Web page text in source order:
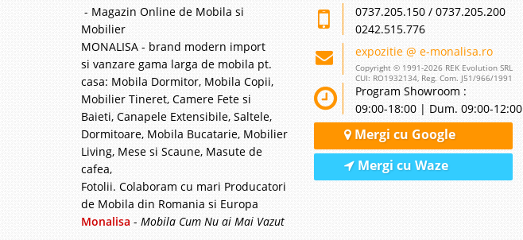
- Magazin Online de Mobila si
Mobilier
MONALISA - brand modern import
si vanzare gama larga de mobila pt.
casa: Mobila Dormitor, Mobila Copii,
Mobilier Tineret, Camere Fete si
Baieti, Canapele Extensibile, Saltele,
Dormitoare, Mobila Bucatarie, Mobilier
Living, Mese si Scaune, Masute de
cafea,
Fotolii. Colaboram cu mari Producatori
de Mobila din Romania si Europa
Monalisa - Mobila Cum Nu ai Mai Vazut
0737.205.150 / 0737.205.200
0242.515.776
expozitie @ e-monalisa.ro
Copyright © 1991-2026 REK Evolution SRL
CUI: RO1932134, Reg. Com. J51/966/1991
Program Showroom :
09:00-18:00 | Dum. 09:00-12:00
Mergi cu Google
Mergi cu Waze